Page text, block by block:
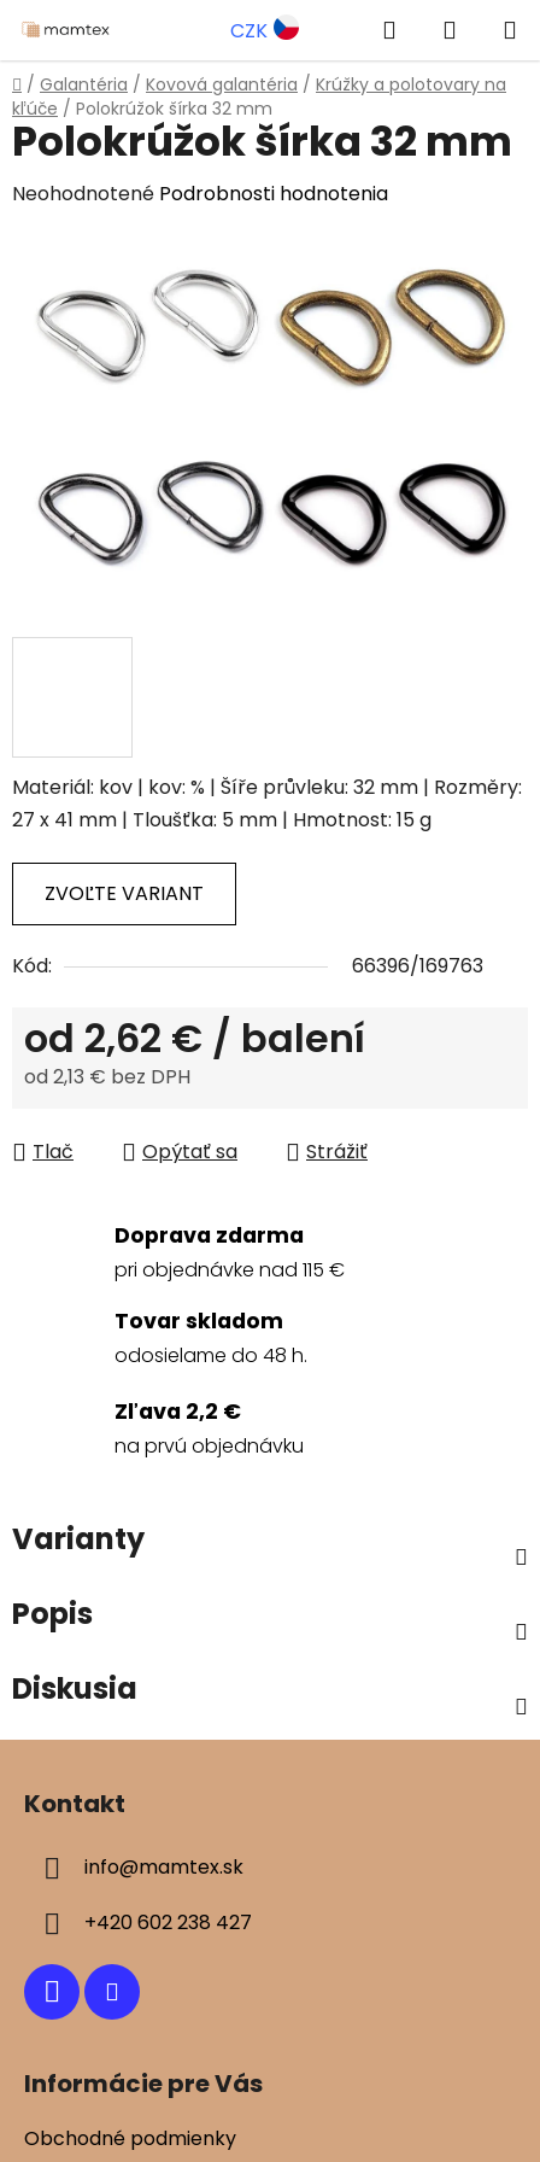
na
obsah
CZK Hľadať
KOŠÍK
Domov
/ Galantéria / Kovová galantéria / Krúžky a polotovary na
kľúče / Polokrúžok šírka 32 mm
Materiál: kov | kov: % | Šíře průvleku: 32 mm | Rozměry:
27 x 41 mm | Tloušťka: 5 mm | Hmotnost: 15 g
ZVOĽTE VARIANT
Kód: 66396/169763
od 2,62 € / balení
od2,13 € bez DPH
Tlač
Opýtať sa Strážiť
Polokrúžok šírka 32 mm
Priemerné
0,0
Neohodnotené Podrobnosti hodnotenia
Doprava zdarma
pri objednávke nad 115 €
Tovar skladom
odosielame do 48 h.
Zľava 2,2 €
na prvú objednávku
Varianty
Popis
Diskusia
Kontakt
info@mamtex.sk
+420 602 238 427
Informácie pre Vás
Obchodné podmienky